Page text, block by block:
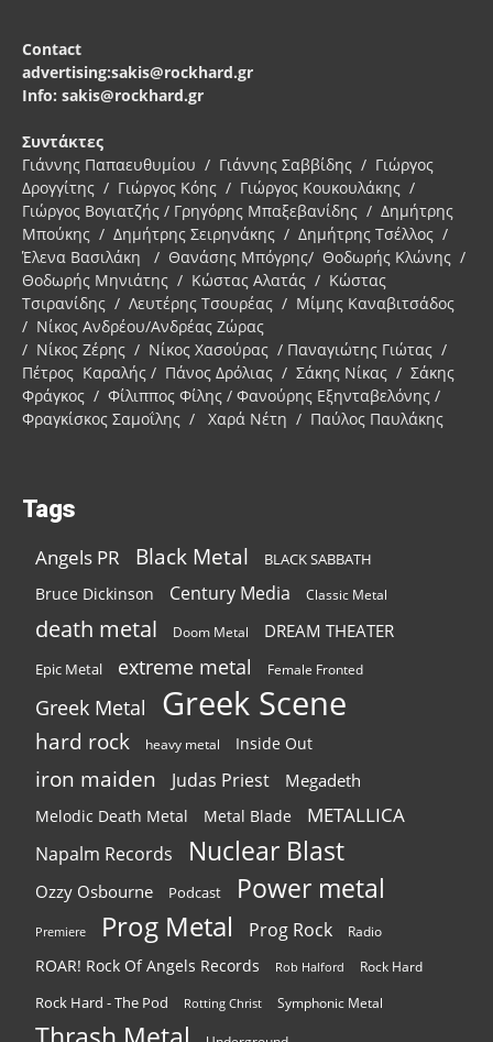
Contact
advertising:sakis@rockhard.gr
Info: sakis@rockhard.gr
Συντάκτες
Γιάννης Παπαευθυμίου / Γιάννης Σαββίδης / Γιώργος
Δρογγίτης / Γιώργος Κόης / Γιώργος Κουκουλάκης /
Γιώργος Βογιατζής / Γρηγόρης Μπαξεβανίδης / Δημήτρης
Μπούκης / Δημήτρης Σειρηνάκης / Δημήτρης Τσέλλος /
Έλενα Βασιλάκη / Θανάσης Μπόγρης/ Θοδωρής Κλώνης /
Θοδωρής Μηνιάτης / Κώστας Αλατάς / Κώστας
Τσιρανίδης / Λευτέρης Τσουρέας / Μίμης Καναβιτσάδος
/ Νίκος Ανδρέου/Ανδρέας Ζώρας
/ Νίκος Ζέρης / Νίκος Χασούρας / Παναγιώτης Γιώτας /
Πέτρος Καραλής / Πάνος Δρόλιας / Σάκης Νίκας / Σάκης
Φράγκος / Φίλιππος Φίλης / Φανούρης Εξηνταβελόνης /
Φραγκίσκος Σαμοΐλης / Χαρά Νέτη / Παύλος Παυλάκης
Tags
Angels PR Black Metal BLACK SABBATH
Bruce Dickinson Century Media Classic Metal
death metal Doom Metal DREAM THEATER
Epic Metal extreme metal Female Fronted
Greek Metal Greek Scene
hard rock heavy metal Inside Out
iron maiden Judas Priest Megadeth
Melodic Death Metal Metal Blade METALLICA
Napalm Records Nuclear Blast
Ozzy Osbourne Podcast Power metal
Premiere Prog Metal Prog Rock Radio
ROAR! Rock Of Angels Records Rob Halford Rock Hard
Rock Hard - The Pod Rotting Christ Symphonic Metal